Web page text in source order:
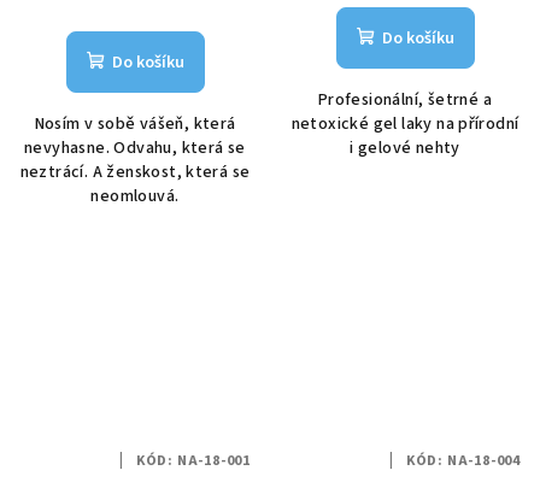
Do košíku
Nosím v sobě vášeň, která
nevyhasne. Odvahu, která se
neztrácí. A ženskost, která se
neomlouvá.
Do košíku
Profesionální, šetrné a
netoxické gel laky na přírodní
i gelové nehty
KÓD: NA-18-001 KÓD: NA-18-004